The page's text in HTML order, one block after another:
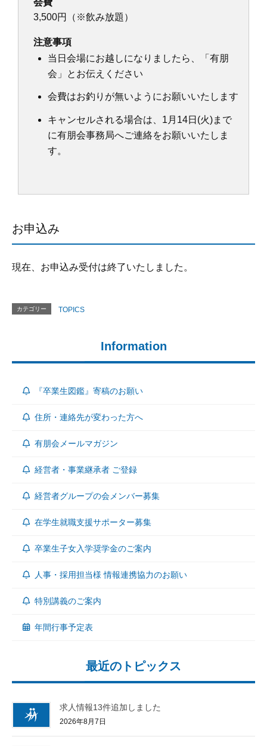
3,500円（※飲み放題）
注意事項
当日会場にお越しになりましたら、「有朋
会」とお伝えください
会費はお釣りが無いようにお願いいたします
キャンセルされる場合は、1月14日(火)まで
に有朋会事務局へご連絡をお願いいたしま
す。
お申込み
現在、お申込み受付は終了いたしました。
カテゴリー TOPICS
Information
『卒業生図鑑』寄稿のお願い
住所・連絡先が変わった方へ
有朋会メールマガジン
経営者・事業継承者 ご登録
経営者グループの会メンバー募集
在学生就職支援サポーター募集
卒業生子女入学奨学金のご案内
人事・採用担当様 情報連携協力のお願い
特別講義のご案内
年間行事予定表
最近のトピックス
求人情報13件追加しました
2026年8月7日